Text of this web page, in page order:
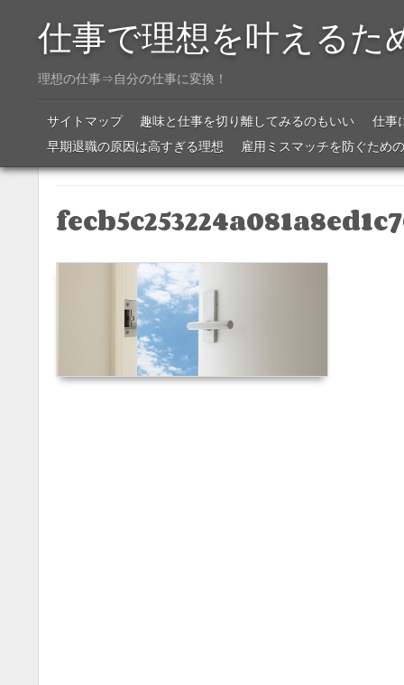
仕事で理想を叶えるた
理想の仕事⇒自分の仕事に変換！
Menu
SKIP TO CONTENT
サイトマップ 趣味と仕事を切り離してみるのもいい
仕事
早期退職の原因は高すぎる理想
雇用ミスマッチを防ぐため